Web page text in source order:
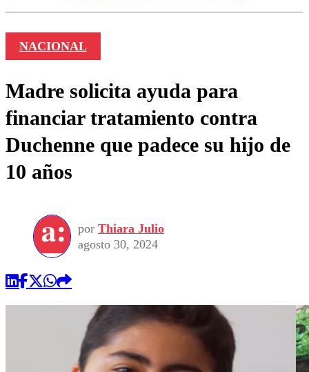
NACIONAL
Madre solicita ayuda para
financiar tratamiento contra
Duchenne que padece su hijo de
10 años
por Thiara Julio
agosto 30, 2024